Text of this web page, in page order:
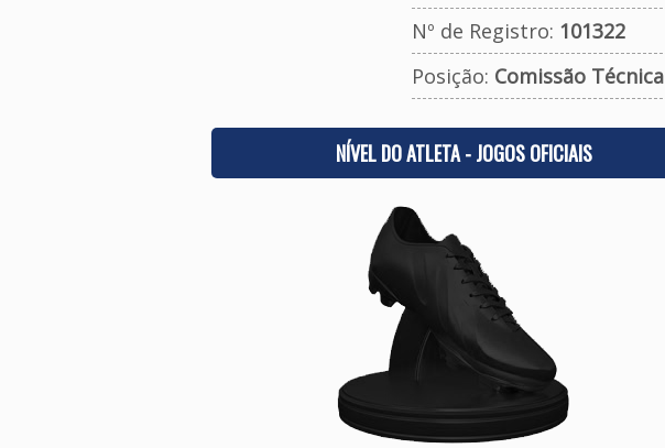
Nº de Registro: 101322
Posição: Comissão Técnica
NÍVEL DO ATLETA - JOGOS OFICIAIS